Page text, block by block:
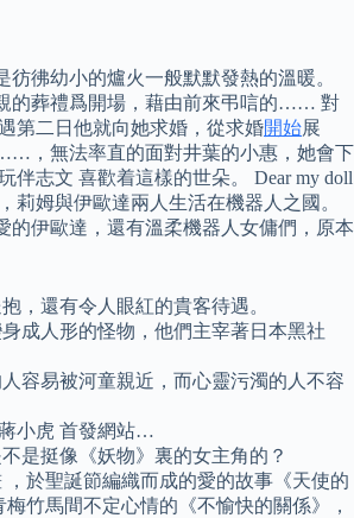
彷彿幼小的爐火一般默默發熱的溫暖。
的葬禮爲開場，藉由前來弔唁的…… 對
第二日他就向她求婚，從求婚開始展
，無法率直的面對井葉的小惠，她會下
伴志文 喜歡着這樣的世朵。 Dear my doll
莉姆與伊歐達兩人生活在機器人之國。
的伊歐達，還有溫柔機器人女傭們，原本
，還有令人眼紅的貴客待遇。
身成人形的怪物，他們主宰著日本黑社
容易被河童親近，而心靈污濁的人不容
小虎 首發網站…
是挺像《妖物》裏的女主角的？
，於聖誕節編織而成的愛的故事《天使的
梅竹馬間不定心情的《不愉快的關係》，